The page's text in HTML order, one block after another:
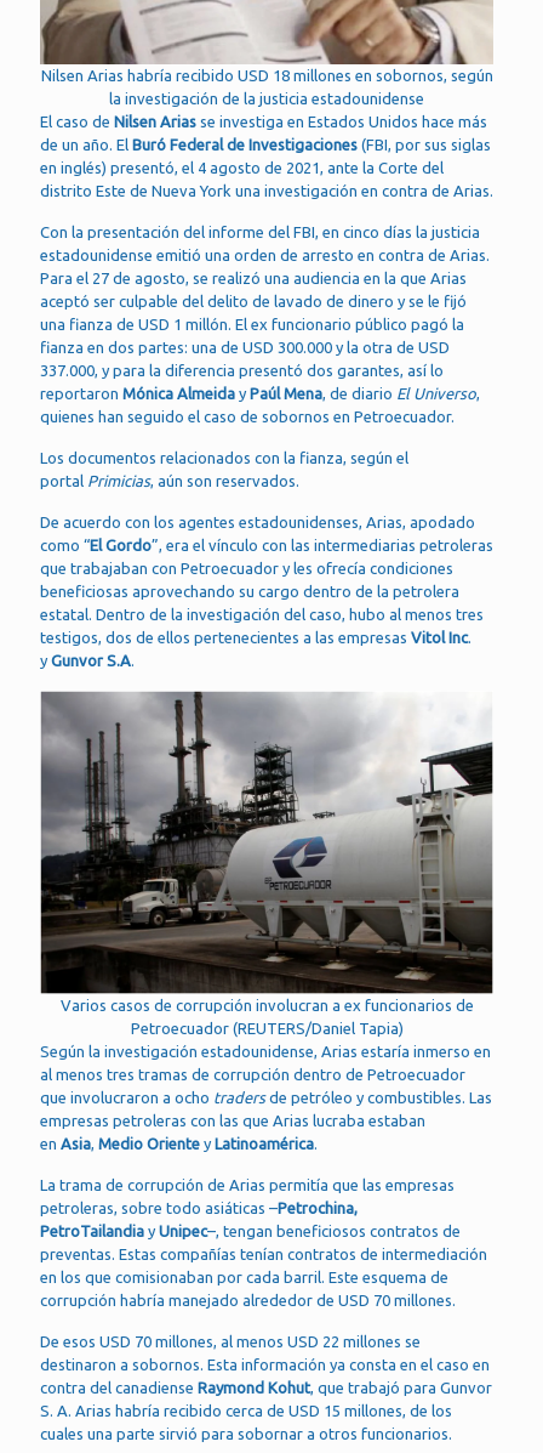
Nilsen Arias habría recibido USD 18 millones en sobornos, según
la investigación de la justicia estadounidense
El caso de Nilsen Arias se investiga en Estados Unidos hace más
de un año. El Buró Federal de Investigaciones (FBI, por sus siglas
en inglés) presentó, el 4 agosto de 2021, ante la Corte del
distrito Este de Nueva York una investigación en contra de Arias.
Con la presentación del informe del FBI, en cinco días la justicia
estadounidense emitió una orden de arresto en contra de Arias.
Para el 27 de agosto, se realizó una audiencia en la que Arias
aceptó ser culpable del delito de lavado de dinero y se le fijó
una fianza de USD 1 millón. El ex funcionario público pagó la
fianza en dos partes: una de USD 300.000 y la otra de USD
337.000, y para la diferencia presentó dos garantes, así lo
reportaron Mónica Almeida y Paúl Mena, de diario El Universo,
quienes han seguido el caso de sobornos en Petroecuador.
Los documentos relacionados con la fianza, según el
portal Primicias, aún son reservados.
De acuerdo con los agentes estadounidenses, Arias, apodado
como “El Gordo”, era el vínculo con las intermediarias petroleras
que trabajaban con Petroecuador y les ofrecía condiciones
beneficiosas aprovechando su cargo dentro de la petrolera
estatal. Dentro de la investigación del caso, hubo al menos tres
testigos, dos de ellos pertenecientes a las empresas Vitol Inc.
y Gunvor S.A.
Varios casos de corrupción involucran a ex funcionarios de
Petroecuador (REUTERS/Daniel Tapia)
Según la investigación estadounidense, Arias estaría inmerso en
al menos tres tramas de corrupción dentro de Petroecuador
que involucraron a ocho tradersde petróleo y combustibles. Las
empresas petroleras con las que Arias lucraba estaban
en Asia, Medio Oriente y Latinoamérica.
La trama de corrupción de Arias permitía que las empresas
petroleras, sobre todo asiáticas –Petrochina,
PetroTailandia y Unipec–, tengan beneficiosos contratos de
preventas. Estas compañías tenían contratos de intermediación
en los que comisionaban por cada barril. Este esquema de
corrupción habría manejado alrededor de USD 70 millones.
De esos USD 70 millones, al menos USD 22 millones se
destinaron a sobornos. Esta información ya consta en el caso en
contra del canadiense Raymond Kohut, que trabajó para Gunvor
S. A. Arias habría recibido cerca de USD 15 millones, de los
cuales una parte sirvió para sobornar a otros funcionarios.